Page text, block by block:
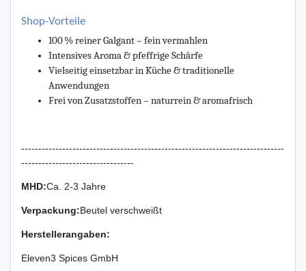
Shop-Vorteile
100 % reiner Galgant – fein vermahlen
Intensives Aroma & pfeffrige Schärfe
Vielseitig einsetzbar in Küche & traditionelle
Anwendungen
Frei von Zusatzstoffen – naturrein & aromafrisch
-----------------------------------------------------------------------------
---------------------------------
MHD:Ca. 2-3 Jahre
Verpackung:Beutel verschweißt
Herstellerangaben:
Eleven3 Spices GmbH